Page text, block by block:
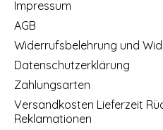
Impressum
AGB
Widerrufsbelehrung und
Datenschutzerklärung
Zahlungsarten
Versandkosten Lieferzeit
Reklamationen